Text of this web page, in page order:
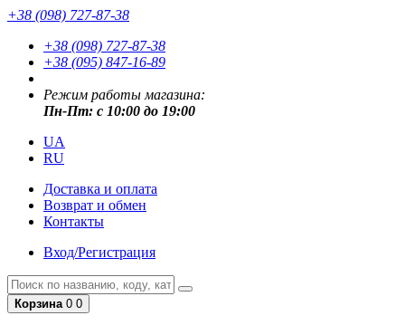
+38 (098) 727-87-38
+38 (098) 727-87-38
+38 (095) 847-16-89
Режим работы магазина:
Пн-Пт: с 10:00 до 19:00
UA
RU
Доставка и оплата
Возврат и обмен
Контакты
Вход/Регистрация
Корзина 0 0